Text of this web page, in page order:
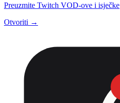
Preuzmite Twitch VOD-ove i isječke
Otvoriti →